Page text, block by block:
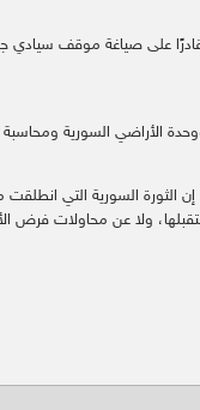
على صياغة موقف سيادي
الثورة السورية التي انطلقت
ولا عن محاولات فرض